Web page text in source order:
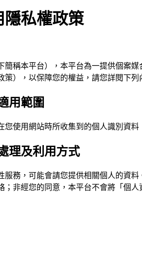
隱私權政策
簡稱本平台），本平台為一提供個案
），以保障您的權益，請您詳閱下列
用範圍
您使用網站時所收集到的個人識別資
理及利用方式
服務，可能會請您提供相關個人的資
；非經您的同意，本平台不會將「個